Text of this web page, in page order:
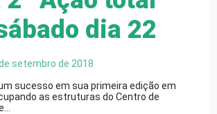
dia 22
setembro de 2018
sucesso em sua primeira edição em
as estruturas do Centro de